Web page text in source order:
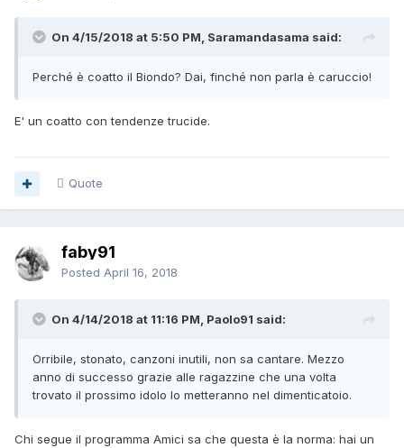
On 4/15/2018 at 5:50 PM, Saramandasama said:
Perché è coatto il Biondo? Dai, finché non parla è caruccio!
E' un coatto con tendenze trucide.
Quote
faby91
Posted April 16, 2018
On 4/14/2018 at 11:16 PM, Paolo91 said:
Orribile, stonato, canzoni inutili, non sa cantare. Mezzo
anno di successo grazie alle ragazzine che una volta
trovato il prossimo idolo lo metteranno nel dimenticatoio.
Chi segue il programma Amici sa che questa è la norma: hai un